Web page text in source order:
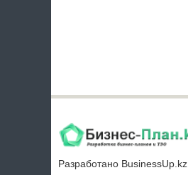
Разработано BusinessUp.kz